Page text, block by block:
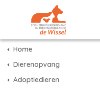
Home
Dierenopvang
Adoptiedieren